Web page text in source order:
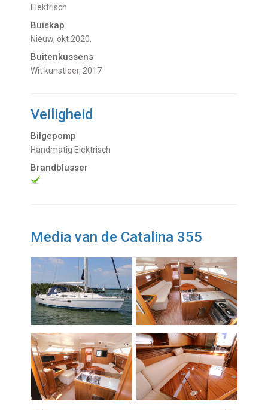
Elektrisch
Buiskap
Nieuw, okt 2020.
Buitenkussens
Wit kunstleer, 2017
Veiligheid
Bilgepomp
Handmatig Elektrisch
Brandblusser
Media van de Catalina 355